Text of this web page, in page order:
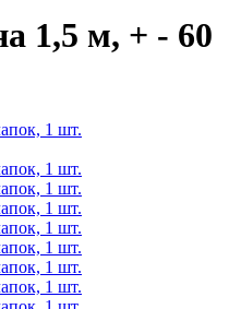
1,5 м, + - 60